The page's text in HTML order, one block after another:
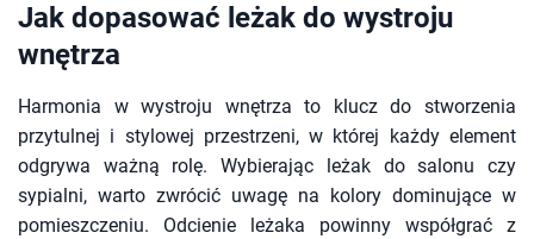
Jak dopasować leżak do wystroju
wnętrza
Harmonia w wystroju wnętrza to klucz do stworzenia
przytulnej i stylowej przestrzeni, w której każdy element
odgrywa ważną rolę. Wybierając leżak do salonu czy
sypialni, warto zwrócić uwagę na kolory dominujące w
pomieszczeniu. Odcienie leżaka powinny współgrać z